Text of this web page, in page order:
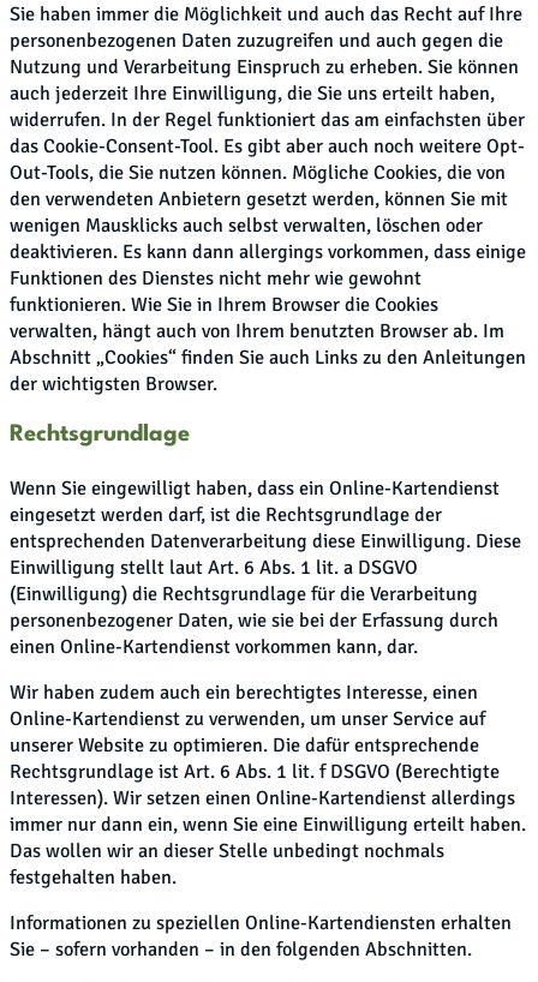
Sie haben immer die Möglichkeit und auch das Recht auf Ihre
personenbezogenen Daten zuzugreifen und auch gegen die
Nutzung und Verarbeitung Einspruch zu erheben. Sie können
auch jederzeit Ihre Einwilligung, die Sie uns erteilt haben,
widerrufen. In der Regel funktioniert das am einfachsten über
das Cookie-Consent-Tool. Es gibt aber auch noch weitere Opt-
Out-Tools, die Sie nutzen können. Mögliche Cookies, die von
den verwendeten Anbietern gesetzt werden, können Sie mit
wenigen Mausklicks auch selbst verwalten, löschen oder
deaktivieren. Es kann dann allergings vorkommen, dass einige
Funktionen des Dienstes nicht mehr wie gewohnt
funktionieren. Wie Sie in Ihrem Browser die Cookies
verwalten, hängt auch von Ihrem benutzten Browser ab. Im
Abschnitt „Cookies“ finden Sie auch Links zu den Anleitungen
der wichtigsten Browser.
Rechtsgrundlage
Wenn Sie eingewilligt haben, dass ein Online-Kartendienst
eingesetzt werden darf, ist die Rechtsgrundlage der
entsprechenden Datenverarbeitung diese Einwilligung. Diese
Einwilligung stellt laut Art. 6 Abs. 1 lit. a DSGVO
(Einwilligung) die Rechtsgrundlage für die Verarbeitung
personenbezogener Daten, wie sie bei der Erfassung durch
einen Online-Kartendienst vorkommen kann, dar.
Wir haben zudem auch ein berechtigtes Interesse, einen
Online-Kartendienst zu verwenden, um unser Service auf
unserer Website zu optimieren. Die dafür entsprechende
Rechtsgrundlage ist Art. 6 Abs. 1 lit. f DSGVO (Berechtigte
Interessen). Wir setzen einen Online-Kartendienst allerdings
immer nur dann ein, wenn Sie eine Einwilligung erteilt haben.
Das wollen wir an dieser Stelle unbedingt nochmals
festgehalten haben.
Informationen zu speziellen Online-Kartendiensten erhalten
Sie – sofern vorhanden – in den folgenden Abschnitten.